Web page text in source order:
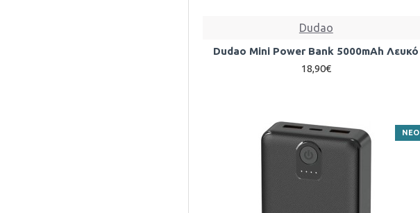
Dudao
Dudao Mini Power Bank 5000mAh Λευκό
18,90€
ΝΕΟ